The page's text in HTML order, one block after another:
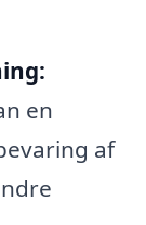
en
af